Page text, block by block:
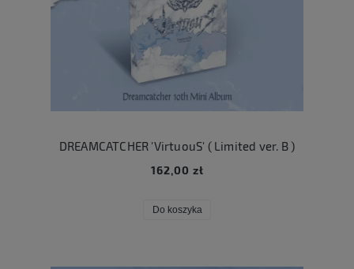
DREAMCATCHER 'VirtuouS' ( Limited ver. B )
162,00 zł
Do koszyka